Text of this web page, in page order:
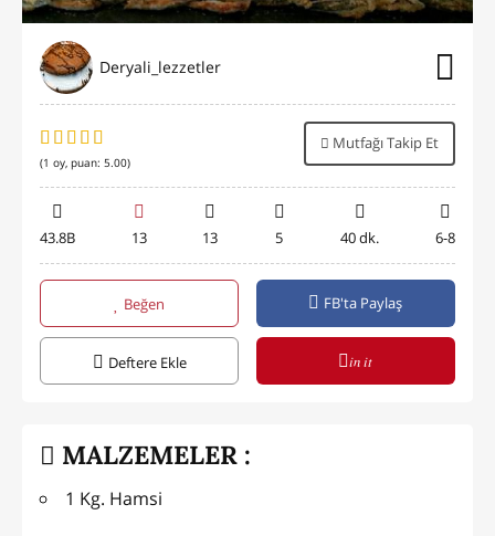
Deryali_lezzetler
(1 oy, puan: 5.00)
Mutfağı Takip Et
43.8B 13 13 5 40 dk. 6-8
Beğen FB'ta Paylaş
Deftere Ekle in it
MALZEMELER :
1 Kg. Hamsi